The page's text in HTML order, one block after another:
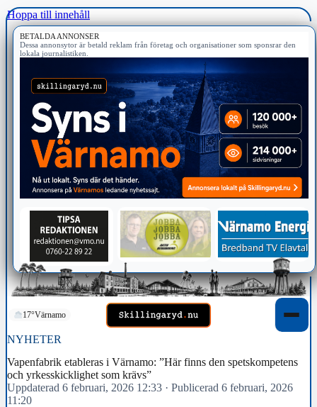
Hoppa till innehåll
BETALDA ANNONSER
Dessa annonsytor är betald reklam från företag och organisationer som sponsrar den
lokala journalistiken.
17°Värnamo
NYHETER
Vapenfabrik etableras i Värnamo: ”Här finns den spetskompetens
och yrkesskicklighet som krävs”
Uppdaterad 6 februari, 2026 12:33 · Publicerad 6 februari, 2026
11:20